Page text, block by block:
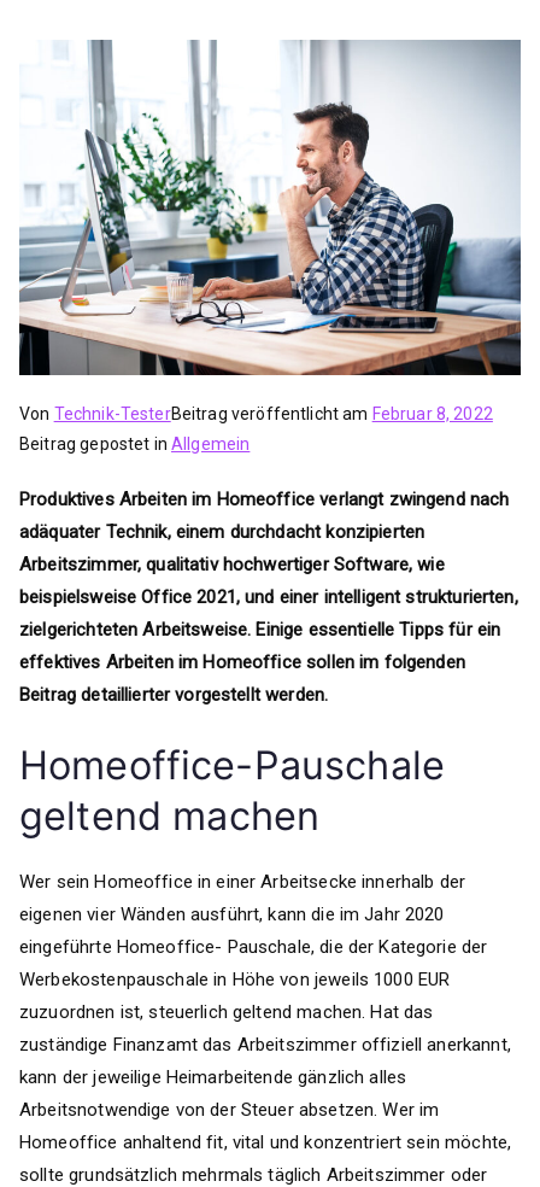
Von Technik-TesterBeitrag veröffentlicht am Februar 8, 2022
Beitrag gepostet inAllgemein
Produktives Arbeiten im Homeoffice verlangt zwingend nach
adäquater Technik, einem durchdacht konzipierten
Arbeitszimmer, qualitativ hochwertiger Software, wie
beispielsweise Office 2021, und einer intelligent strukturierten,
zielgerichteten Arbeitsweise. Einige essentielle Tipps für ein
effektives Arbeiten im Homeoffice sollen im folgenden
Beitrag detaillierter vorgestellt werden.
Homeoffice-Pauschale
geltend machen
Wer sein Homeoffice in einer Arbeitsecke innerhalb der
eigenen vier Wänden ausführt, kann die im Jahr 2020
eingeführte Homeoffice- Pauschale, die der Kategorie der
Werbekostenpauschale in Höhe von jeweils 1000 EUR
zuzuordnen ist, steuerlich geltend machen. Hat das
zuständige Finanzamt das Arbeitszimmer offiziell anerkannt,
kann der jeweilige Heimarbeitende gänzlich alles
Arbeitsnotwendige von der Steuer absetzen. Wer im
Homeoffice anhaltend fit, vital und konzentriert sein möchte,
sollte grundsätzlich mehrmals täglich Arbeitszimmer oder